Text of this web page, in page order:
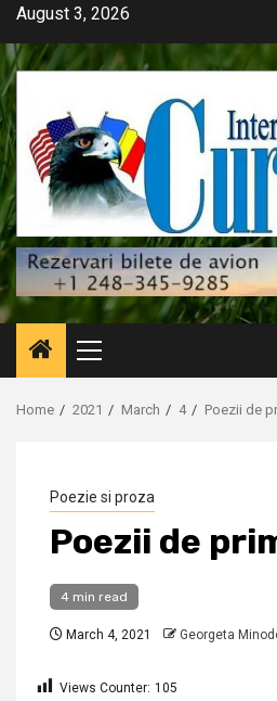
Skip
content
August 3, 2026
Primary
Menu
Home 2021 March 4 Poezii de
Poezie si proza
Poezii de
4 min read
March 4, 2021 Georgeta
Views Counter: 105